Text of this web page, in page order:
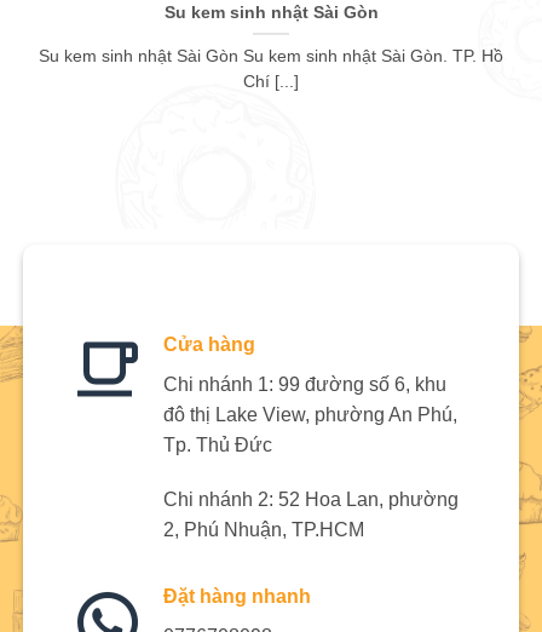
Su kem sinh nhật Sài Gòn
Su kem sinh nhật Sài Gòn Su kem sinh nhật Sài Gòn. TP. Hồ
Chí [...]
Cửa hàng
Chi nhánh 1: 99 đường số 6, khu
đô thị Lake View, phường An Phú,
Tp. Thủ Đức
Chi nhánh 2: 52 Hoa Lan, phường
2, Phú Nhuận, TP.HCM
Đặt hàng nhanh